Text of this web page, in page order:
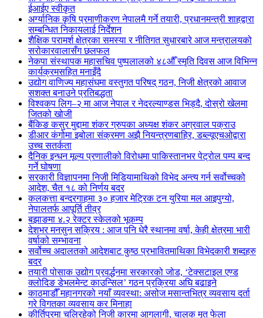
ईआईए स्वीकृत
अर्ग्यानिक कृषि प्रमाणीकरण नेपालमै गर्ने तयारी, प्रधानमन्त्री शाहद्वारा
सम्बन्धित निकायलाई निर्देशन
शैक्षिक परामर्श क्षेत्रका समस्या र नीतिगत सुधारबारे आज मन्त्रालयको
सरोकारवालासँग छलफल
नेकपा संस्थापक महासचिव पुष्पलालको ४८औँ स्मृति दिवस आज विभिन्न
कार्यक्रमसहित मनाइँदै
उद्योग वाणिज्य महासंघमा वस्तुगत परिषद् गठन, निजी क्षेत्रको आवाज
सशक्त बनाउने प्रतिबद्धता
विश्वकप लिग–२ मा आज नेपाल र नेदरल्याण्डस भिड्दै, दोस्रो खेलमा
जितको खोजी
बैंकिङ कसुर मुद्दामा शंकर ग्रुपका अध्यक्ष शंकर अग्रवाल पक्राउ
डीआर कंगोमा इबोला संक्रमण अझै नियन्त्रणबाहिर, डब्ल्यूएचओद्वारा
उच्च सतर्कता
दैनिक इन्धन मूल्य प्रणालीको विरोधमा पाकिस्तानभर पेट्रोल पम्प बन्द
गर्ने घोषणा
सरकारी विज्ञापनमा निजी मिडियामाथिको विभेद अन्त्य गर्न सर्वोच्चको
आदेश, चैत १८ को निर्णय बदर
कलकत्ता बन्दरगाहमा ३० हजार मेट्रिक टन युरिया मल आइपुग्यो,
नेपालतर्फ आपूर्ति तीव्र
बझाङमा ४.२ रेक्टर स्केलको भूकम्प
देशभर मनसुन सक्रिय : आज पनि धेरै स्थानमा वर्षा, केही क्षेत्रमा भारी
वर्षाको सम्भावना
सर्वोच्च अदालतको आदेशबाट कुष्ठ प्रभावितमाथिका विभेदकारी शब्दहरु
बदर
तयारी पोसाक उद्योग प्रवर्द्धनमा सरकारको जोड, ‘टेक्सटाइल एण्ड
क्लोदिङ डेभलमेन्ट काउन्सिल’ गठन प्रक्रिया अघि बढाइने
काठमाडौँ महानगरको नयाँ व्यवस्था: असोज मसान्तभित्र व्यवसाय दर्ता
गरे विगतका व्यवसाय कर मिनाहा
कीर्तिपुरमा चलिरहेको निजी कारमा आगलागी, चालक मृत फेला